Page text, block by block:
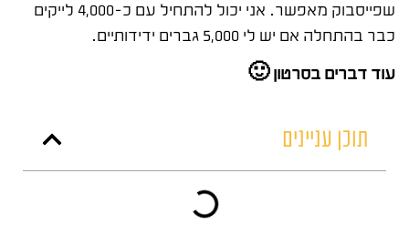
שפייסבוק מאפשר. אני יכול להתחיל עם כ-4,000 לייקים
כבר בהתחלה אם יש לי 5,000 גברים ידידותיים.
עוד דברים בסרטון 🙂
תוכן עניינים